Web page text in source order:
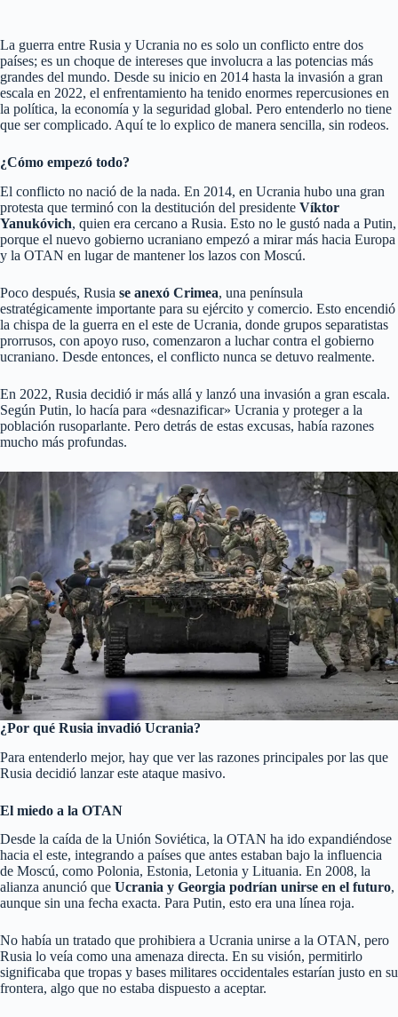
La guerra entre Rusia y Ucrania no es solo un conflicto entre dos
países; es un choque de intereses que involucra a las potencias más
grandes del mundo. Desde su inicio en 2014 hasta la invasión a gran
escala en 2022, el enfrentamiento ha tenido enormes repercusiones en
la política, la economía y la seguridad global. Pero entenderlo no tiene
que ser complicado. Aquí te lo explico de manera sencilla, sin rodeos.
¿Cómo empezó todo?
El conflicto no nació de la nada. En 2014, en Ucrania hubo una gran
protesta que terminó con la destitución del presidente Víktor
Yanukóvich, quien era cercano a Rusia. Esto no le gustó nada a Putin,
porque el nuevo gobierno ucraniano empezó a mirar más hacia Europa
y la OTAN en lugar de mantener los lazos con Moscú.
Poco después, Rusia se anexó Crimea, una península
estratégicamente importante para su ejército y comercio. Esto encendió
la chispa de la guerra en el este de Ucrania, donde grupos separatistas
prorrusos, con apoyo ruso, comenzaron a luchar contra el gobierno
ucraniano. Desde entonces, el conflicto nunca se detuvo realmente.
En 2022, Rusia decidió ir más allá y lanzó una invasión a gran escala.
Según Putin, lo hacía para «desnazificar» Ucrania y proteger a la
población rusoparlante. Pero detrás de estas excusas, había razones
mucho más profundas.
¿Por qué Rusia invadió Ucrania?
Para entenderlo mejor, hay que ver las razones principales por las que
Rusia decidió lanzar este ataque masivo.
El miedo a la OTAN
Desde la caída de la Unión Soviética, la OTAN ha ido expandiéndose
hacia el este, integrando a países que antes estaban bajo la influencia
de Moscú, como Polonia, Estonia, Letonia y Lituania. En 2008, la
alianza anunció que Ucrania y Georgia podrían unirse en el futuro,
aunque sin una fecha exacta. Para Putin, esto era una línea roja.
No había un tratado que prohibiera a Ucrania unirse a la OTAN, pero
Rusia lo veía como una amenaza directa. En su visión, permitirlo
significaba que tropas y bases militares occidentales estarían justo en su
frontera, algo que no estaba dispuesto a aceptar.